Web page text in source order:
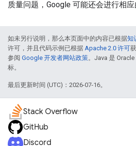
质量问题，Google 可能还会进行相应
如未另行说明，那么本页面中的内容已根据知
许可，并且代码示例已根据 Apache 2.0 许可
参阅 Google 开发者网站政策。Java 是
标。
最后更新时间 (UTC)：2026-07-16。
Stack Overflow
GitHub
Discord